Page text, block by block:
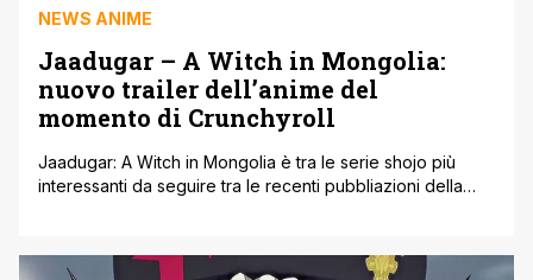
NEWS ANIME
Jaadugar – A Witch in Mongolia:
nuovo trailer dell’anime del
momento di Crunchyroll
Jaadugar: A Witch in Mongolia è tra le serie shojo più
interessanti da seguire tra le recenti pubbliazioni della
successo tale da ricevere un adattamento televisivo